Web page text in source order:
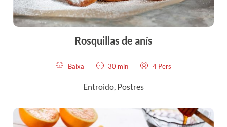
Rosquillas de anís
Baixa 30 min 4 Pers
Entroido, Postres